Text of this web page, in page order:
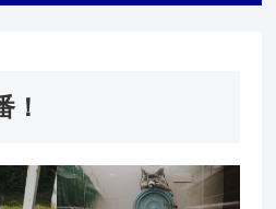
！